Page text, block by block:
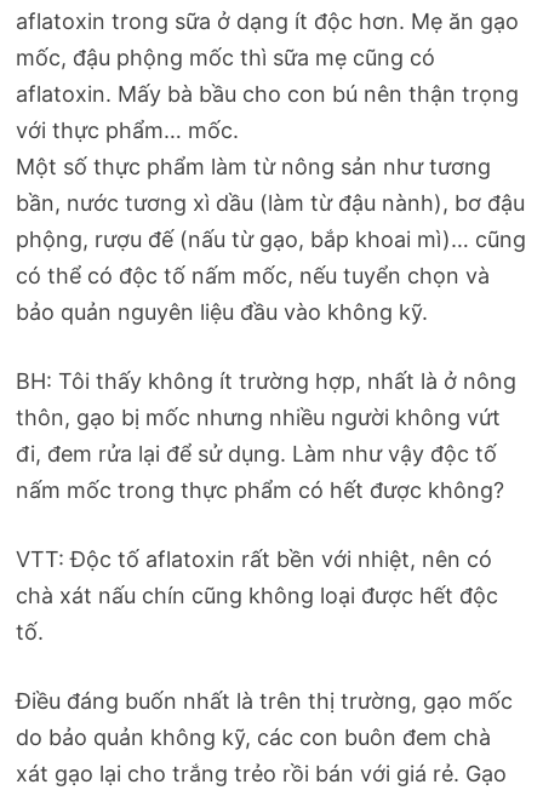
aflatoxin trong sữa ở dạng ít độc hơn. Mẹ ăn gạo
mốc, đậu phộng mốc thì sữa mẹ cũng có
aflatoxin. Mấy bà bầu cho con bú nên thận trọng
với thực phẩm… mốc.
Một số thực phẩm làm từ nông sản như tương
bần, nước tương xì dầu (làm từ đậu nành), bơ đậu
phộng, rượu đế (nấu từ gạo, bắp khoai mì)… cũng
có thể có độc tố nấm mốc, nếu tuyển chọn và
bảo quản nguyên liệu đầu vào không kỹ.
BH: Tôi thấy không ít trường hợp, nhất là ở nông
thôn, gạo bị mốc nhưng nhiều người không vứt
đi, đem rửa lại để sử dụng. Làm như vậy độc tố
nấm mốc trong thực phẩm có hết được không?
VTT: Độc tố aflatoxin rất bền với nhiệt, nên có
chà xát nấu chín cũng không loại được hết độc
tố.
Điều đáng buốn nhất là trên thị trường, gạo mốc
do bảo quản không kỹ, các con buôn đem chà
xát gạo lại cho trắng trẻo rồi bán với giá rẻ. Gạo